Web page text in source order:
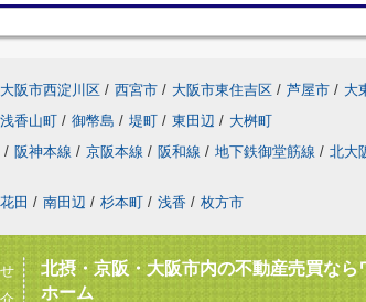
大阪市西淀川区 / 西宮市 / 大阪市東住吉区 / 芦屋市 / 大
香山町 / 御幣島 / 堤町 / 東田辺 / 大桝町
/ 阪神本線 / 京阪本線 / 阪和線 / 地下鉄御堂筋線 / 北大
田 / 南田辺 / 杉本町 / 浅香 / 枚方市
北摂・京阪・大阪市内の不動産売買なら
ホーム